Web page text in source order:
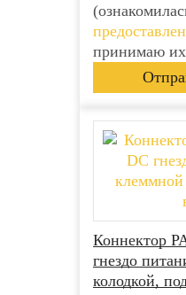
принимаю их
Коннектор
гнездо
колодкой,